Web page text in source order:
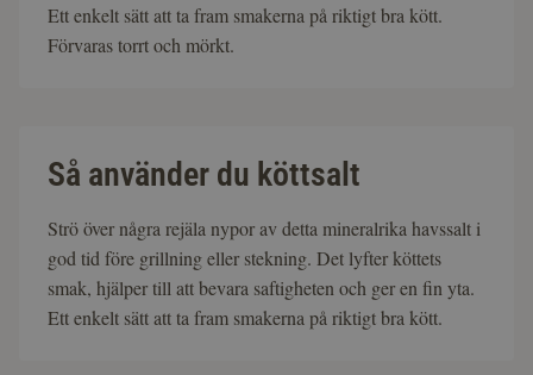
Ett enkelt sätt att ta fram smakerna på riktigt bra kött.
Förvaras torrt och mörkt.
Så använder du köttsalt
Strö över några rejäla nypor av detta mineralrika havssalt i
god tid före grillning eller stekning. Det lyfter köttets
smak, hjälper till att bevara saftigheten och ger en fin yta.
Ett enkelt sätt att ta fram smakerna på riktigt bra kött.